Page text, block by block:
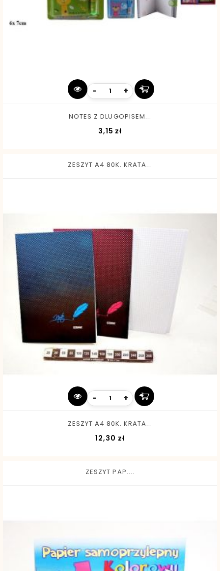
- +
NOTES Z DLUGOPISEM...
3,15 zł
ZESZYT A4 80K. KRATA...
- +
ZESZYT A4 80K. KRATA...
12,30 złCena
ZESZYT PAP....